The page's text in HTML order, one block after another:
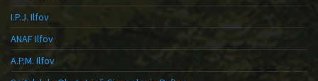
I.P.J. Ilfov
ANAF Ilfov
A.P.M. Ilfov